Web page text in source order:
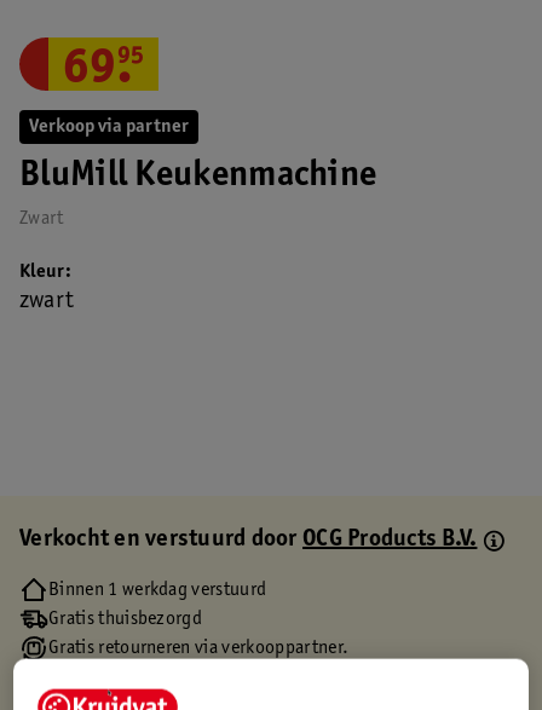
Verkoop via partner
BluMill Keukenmachine
Zwart
69.
95
Kleur
zwart
Verkocht en verstuurd doorOCG Products B.V.
Binnen 1 werkdag verstuurd
Gratis thuisbezorgd
Gratis retourneren via verkooppartner.